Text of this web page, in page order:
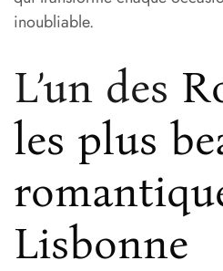
inoubliable.
L’un des
les plus
Lisbonne